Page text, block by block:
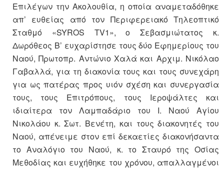
Επιλέγων την Ακολουθία, η οποία αναμεταδόθηκε
απ’ ευθείας από τον Περιφερειακό Τηλεοπτικό
Σταθμό «SYROS TV1», ο Σεβασμιώτατος κ.
Δωρόθεος Β’ ευχαρίστησε τους δύο Εφημερίους του
Ναού, Πρωτοπρ. Αντώνιο Χαλά και Αρχιμ. Νικόλαο
Γαβαλλά, για τη διακονία τους και τους συνεχάρη
για ως πατέρας προς υιόν σχέση και συνεργασία
τους, τους Επιτρόπους, τους Ιεροψάλτες και
ιδιαίτερα τον Λαμπαδάριο του Ι. Ναού Αγίου
Νικολάου κ. Σωτ. Βενέτη, και τους διακονητές του
Ναού, απένειμε στον επί δεκαετίες διακονήσαντα
το Αναλόγιο του Ναού, κ. το Σταυρό της Οσίας
Μεθοδίας και ευχήθηκε του χρόνου, απαλλαγμένοι